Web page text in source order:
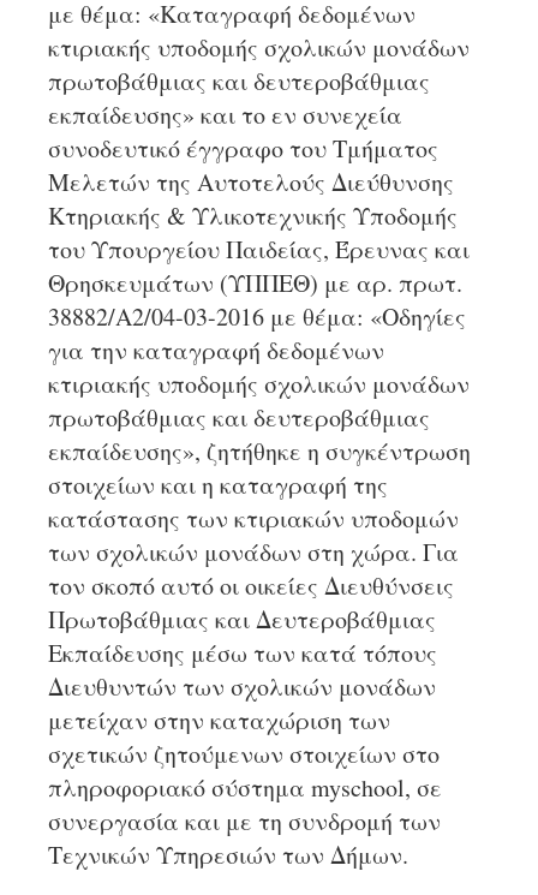
με θέμα: «Καταγραφή δεδομένων
κτιριακής υποδομής σχολικών μονάδων
πρωτοβάθμιας και δευτεροβάθμιας
εκπαίδευσης» και το εν συνεχεία
συνοδευτικό έγγραφο του Τμήματος
Μελετών της Αυτοτελούς Διεύθυνσης
Κτηριακής & Υλικοτεχνικής Υποδομής
του Υπουργείου Παιδείας, Έρευνας και
Θρησκευμάτων (ΥΠΠΕΘ) με αρ. πρωτ.
38882/Α2/04-03-2016 με θέμα: «Οδηγίες
για την καταγραφή δεδομένων
κτιριακής υποδομής σχολικών μονάδων
πρωτοβάθμιας και δευτεροβάθμιας
εκπαίδευσης», ζητήθηκε η συγκέντρωση
στοιχείων και η καταγραφή της
κατάστασης των κτιριακών υποδομών
των σχολικών μονάδων στη χώρα. Για
τον σκοπό αυτό οι οικείες Διευθύνσεις
Πρωτοβάθμιας και Δευτεροβάθμιας
Εκπαίδευσης μέσω των κατά τόπους
Διευθυντών των σχολικών μονάδων
μετείχαν στην καταχώριση των
σχετικών ζητούμενων στοιχείων στο
πληροφοριακό σύστημα myschool, σε
συνεργασία και με τη συνδρομή των
Τεχνικών Υπηρεσιών των Δήμων.